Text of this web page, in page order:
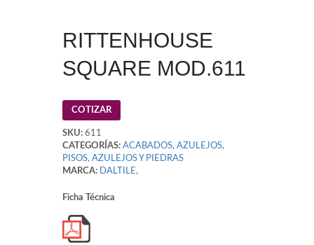
RITTENHOUSE
SQUARE MOD.611
COTIZAR
SKU: 611
CATEGORÍAS: ACABADOS, AZULEJOS,
PISOS, AZULEJOS Y PIEDRAS
MARCA: DALTILE,
Ficha Técnica